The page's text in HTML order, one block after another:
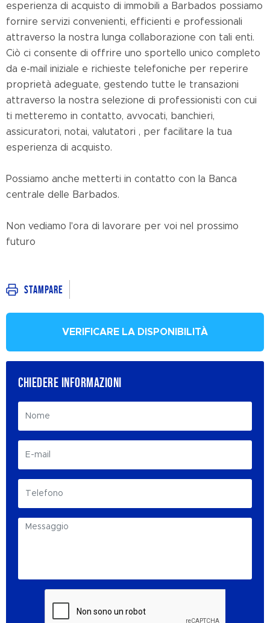
esperienza di acquisto di immobili a Barbados possiamo
fornire servizi convenienti, efficienti e professionali
attraverso la nostra lunga collaborazione con tali enti.
Ciò ci consente di offrire uno sportello unico completo
da e-mail iniziale e richieste telefoniche per reperire
proprietà adeguate, gestendo tutte le transazioni
attraverso la nostra selezione di professionisti con cui
ti metteremo in contatto, avvocati, banchieri,
assicuratori, notai, valutatori , per facilitare la tua
esperienza di acquisto.
Possiamo anche metterti in contatto con la Banca
centrale delle Barbados.
Non vediamo l'ora di lavorare per voi nel prossimo
futuro
Stampare
VERIFICARE LA DISPONIBILITÀ
CHIEDERE INFORMAZIONI